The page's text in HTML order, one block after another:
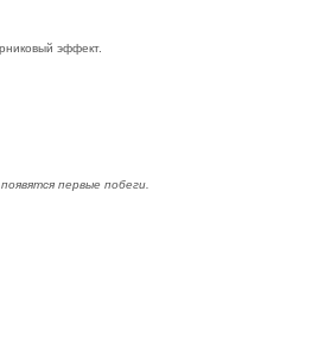
эффект.
первые побеги.